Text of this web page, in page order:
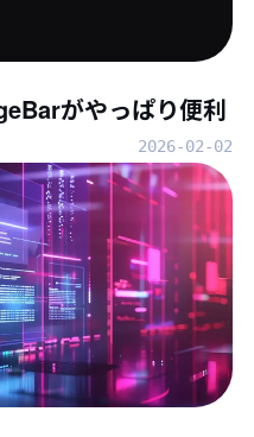
がやっぱり便利
2026-02-02